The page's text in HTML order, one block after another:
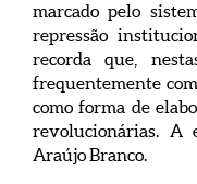
marcado pelo
repressão
recorda que,
frequentemente
como forma de
revolucionárias. A
Araújo Branco.